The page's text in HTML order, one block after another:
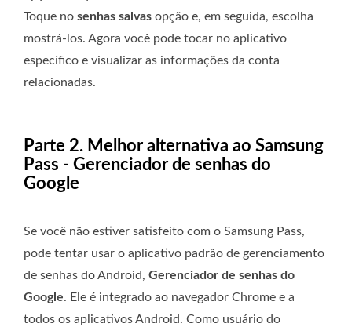
Toque no senhas salvas opção e, em seguida, escolha
mostrá-los. Agora você pode tocar no aplicativo
específico e visualizar as informações da conta
relacionadas.
Parte 2. Melhor alternativa ao Samsung
Pass - Gerenciador de senhas do
Google
Se você não estiver satisfeito com o Samsung Pass,
pode tentar usar o aplicativo padrão de gerenciamento
de senhas do Android, Gerenciador de senhas do
Google. Ele é integrado ao navegador Chrome e a
todos os aplicativos Android. Como usuário do